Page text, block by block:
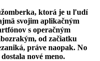
ktorá je u ľudí
svojim aplikačným
s operačným
od začiatku
práve naopak. No
nové meno.